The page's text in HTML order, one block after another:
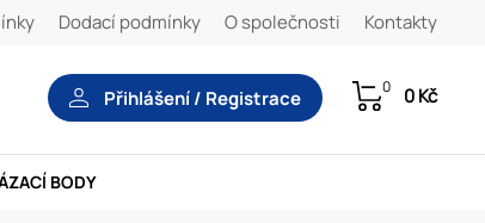
Dodací podmínky O společnosti Kontakty
Přihlášení / Registrace 0 0 Kč
BODY